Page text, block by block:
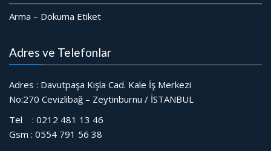
Arma – Dokuma Etiket
Adres ve Telefonlar
Adres : Davutpaşa Kışla Cad. Kale İş Merkezi
No:270 Cevizlibağ – Zeytinburnu / İSTANBUL
Tel : 0212 481 13 46
Gsm : 0554 791 56 38